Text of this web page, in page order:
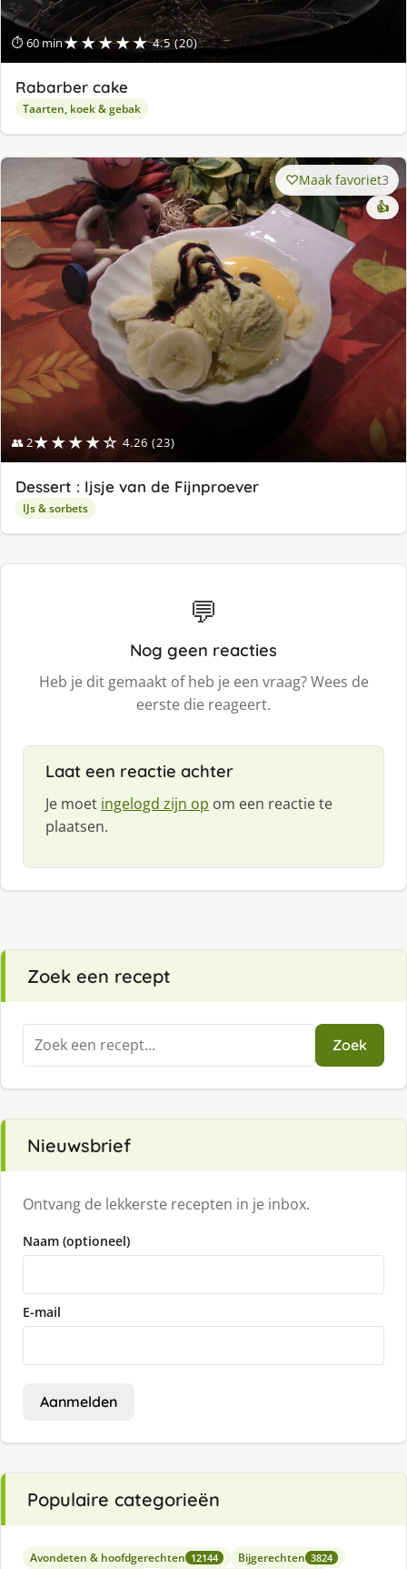
⏱ 60 min★★★★★ 4.5 (20)
Rabarber cake
Taarten, koek & gebak
👥 2★★★★☆ 4.26 (23)
Maak favoriet3
👍
Dessert : Ijsje van de Fijnproever
IJs & sorbets
💬
Nog geen reacties
Heb je dit gemaakt of heb je een vraag? Wees de
eerste die reageert.
Laat een reactie achter
Je moet ingelogd zijn op om een reactie te
plaatsen.
Zoek een recept
Zoeken
naar:
Zoek
Nieuwsbrief
Ontvang de lekkerste recepten in je inbox.
Naam (optioneel)
E-mail
Aanmelden
Populaire categorieën
Avondeten & hoofdgerechten 12144 Bijgerechten 3824